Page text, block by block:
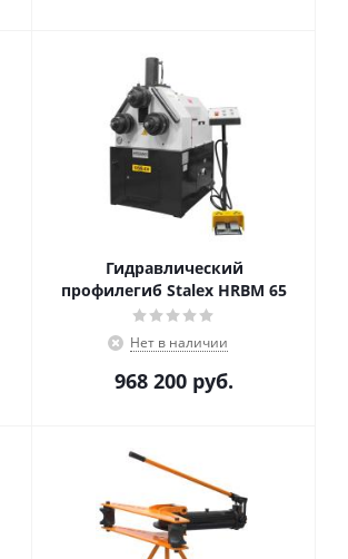
Гидравлический
профилегиб Stalex HRBM 65
Нет в наличии
968 200 руб.